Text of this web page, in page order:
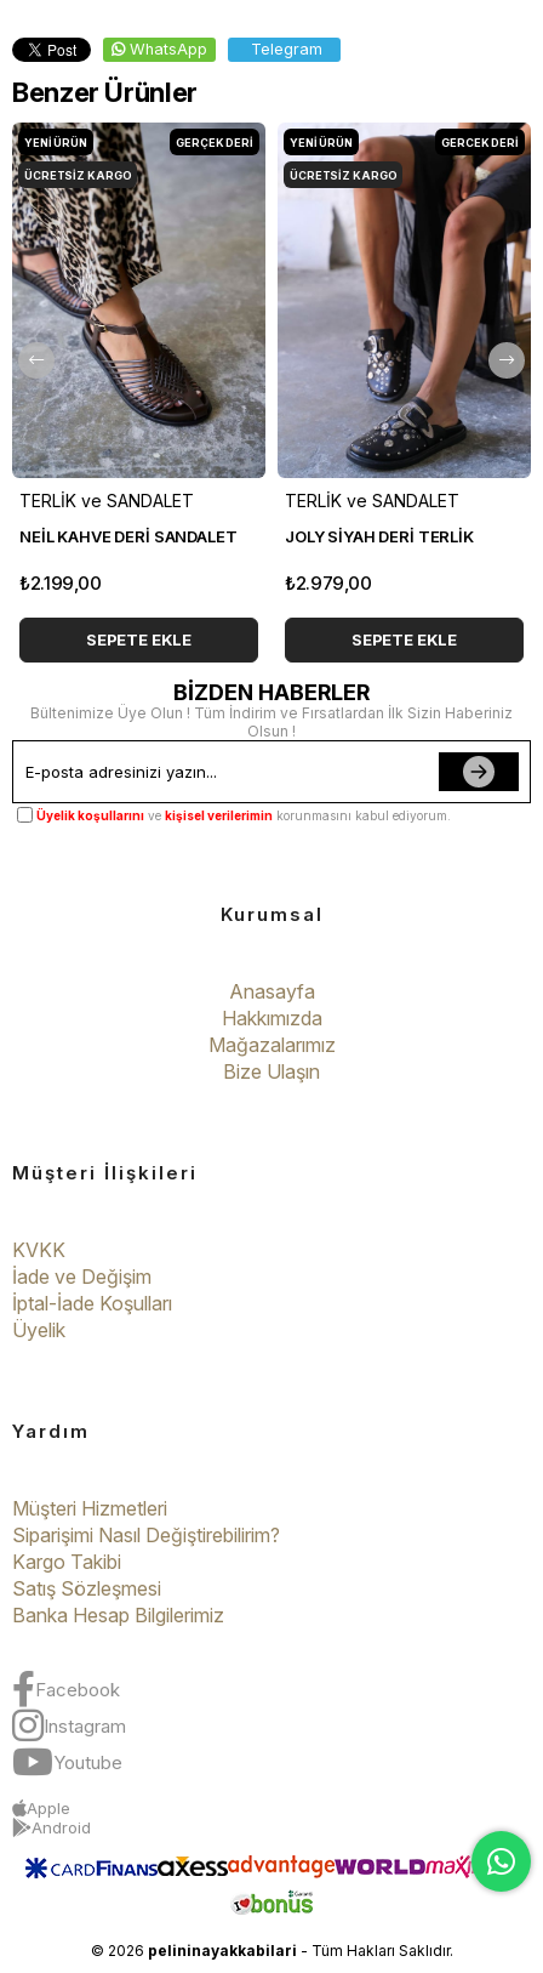
WhatsApp Telegram
Benzer Ürünler
TERLİK ve SANDALET
NEİL KAHVE DERİ SANDALET
₺2.199,00
SEPETE EKLE
YENI ÜRÜN
ÜCRETSIZ KARGO
GERÇEK DERİ
TERLİK ve SANDALET
JOLY SİYAH DERİ TERLİK
₺2.979,00
SEPETE EKLE
YENI ÜRÜN
ÜCRETSIZ KARGO
GERCEK DERİ
BİZDEN HABERLER
Bültenimize Üye Olun ! Tüm İndirim ve Fırsatlardan İlk Sizin Haberiniz
Olsun !
Üyelik koşullarını ve kişisel verilerimin korunmasını kabul ediyorum.
Kurumsal
Anasayfa
Hakkımızda
Mağazalarımız
Bize Ulaşın
Müşteri İlişkileri
KVKK
İade ve Değişim
İptal-İade Koşulları
Üyelik
Yardım
Müşteri Hizmetleri
Siparişimi Nasıl Değiştirebilirim?
Kargo Takibi
Satış Sözleşmesi
Banka Hesap Bilgilerimiz
Facebook
Instagram
Youtube
Apple
Android
© 2026 pelininayakkabilari - Tüm Hakları Saklıdır.